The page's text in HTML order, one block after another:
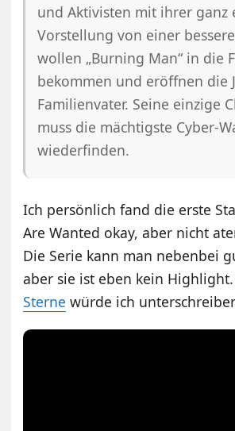
und Aktivisten mit ihrer ganz
Vorstellung von einer
wollen „Burning Man“ in die
bekommen und eröffnen die
Familienvater. Seine einzige
muss die mächtigste Cyber-
wiederfinden.
Ich persönlich fand die erste
Are Wanted okay, aber nicht
Die Serie kann man nebenbei
aber sie ist eben kein
Sterne würde ich